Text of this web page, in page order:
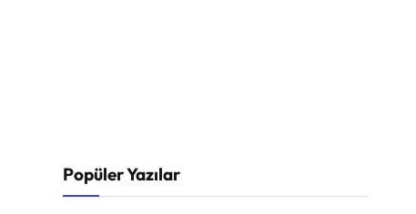
Popüler Yazılar